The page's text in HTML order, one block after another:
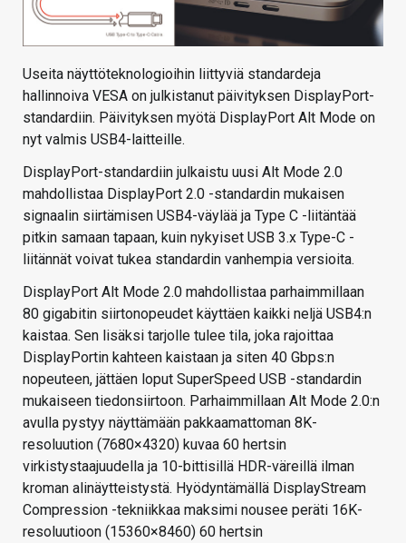
HAKU
Useita näyttöteknologioihin liittyviä standardeja
hallinnoiva VESA on julkistanut päivityksen DisplayPort-
standardiin. Päivityksen myötä DisplayPort Alt Mode on
nyt valmis USB4-laitteille.
DisplayPort-standardiin julkaistu uusi Alt Mode 2.0
mahdollistaa DisplayPort 2.0 -standardin mukaisen
signaalin siirtämisen USB4-väylää ja Type C -liitäntää
pitkin samaan tapaan, kuin nykyiset USB 3.x Type-C -
liitännät voivat tukea standardin vanhempia versioita.
DisplayPort Alt Mode 2.0 mahdollistaa parhaimmillaan
80 gigabitin siirtonopeudet käyttäen kaikki neljä USB4:n
kaistaa. Sen lisäksi tarjolle tulee tila, joka rajoittaa
DisplayPortin kahteen kaistaan ja siten 40 Gbps:n
nopeuteen, jättäen loput SuperSpeed USB -standardin
mukaiseen tiedonsiirtoon. Parhaimmillaan Alt Mode 2.0:n
avulla pystyy näyttämään pakkaamattoman 8K-
resoluution (7680×4320) kuvaa 60 hertsin
virkistystaajuudella ja 10-bittisillä HDR-väreillä ilman
kroman alinäytteistystä. Hyödyntämällä DisplayStream
Compression -tekniikkaa maksimi nousee peräti 16K-
resoluutioon (15360×8460) 60 hertsin